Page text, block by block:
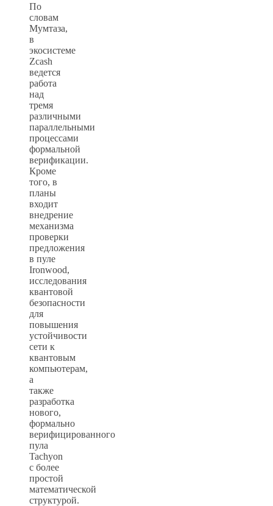
По
словам
Мумтаза,
в
экосистеме
Zcash
ведется
работа
над
тремя
различными
параллельными
процессами
формальной
верификации.
Кроме
того, в
планы
входит
внедрение
механизма
проверки
предложения
в пуле
Ironwood,
исследования
квантовой
безопасности
для
повышения
устойчивости
сети к
квантовым
компьютерам,
а
также
разработка
нового,
формально
верифицированного
пула
Tachyon
с более
простой
математической
структурой.